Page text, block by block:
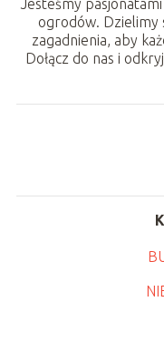
ogrodów. Dzielimy
zagadnienia, aby
Dołącz do nas i